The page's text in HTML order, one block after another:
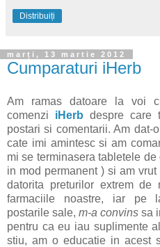
Distribuiți
marți, 13 martie 2012
Cumparaturi iHerb
Am ramas datoare la voi
comenzi iHerb despre care
postari si comentarii. Am
cate imi amintesc si am
mi se terminasera tabletele
in mod permanent ) si am
datorita preturilor extrem
farmaciile noastre, iar pe
postarile sale, m-a convins sa
pentru ca eu iau suplimente
stiu, am o educatie in acest